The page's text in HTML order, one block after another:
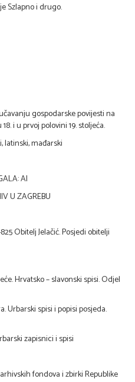
Szlapno i drugo.
gospodarske povijesti na
i u prvoj polovini 19. stoljeća.
latinski, mađarski
AI
U ZAGREBU
Obitelj Jelačić. Posjedi obitelji
Hrvatsko – slavonski spisi. Odjel
Urbarski spisi i popisi posjeda.
zapisnici i spisi
fondova i zbirki Republike